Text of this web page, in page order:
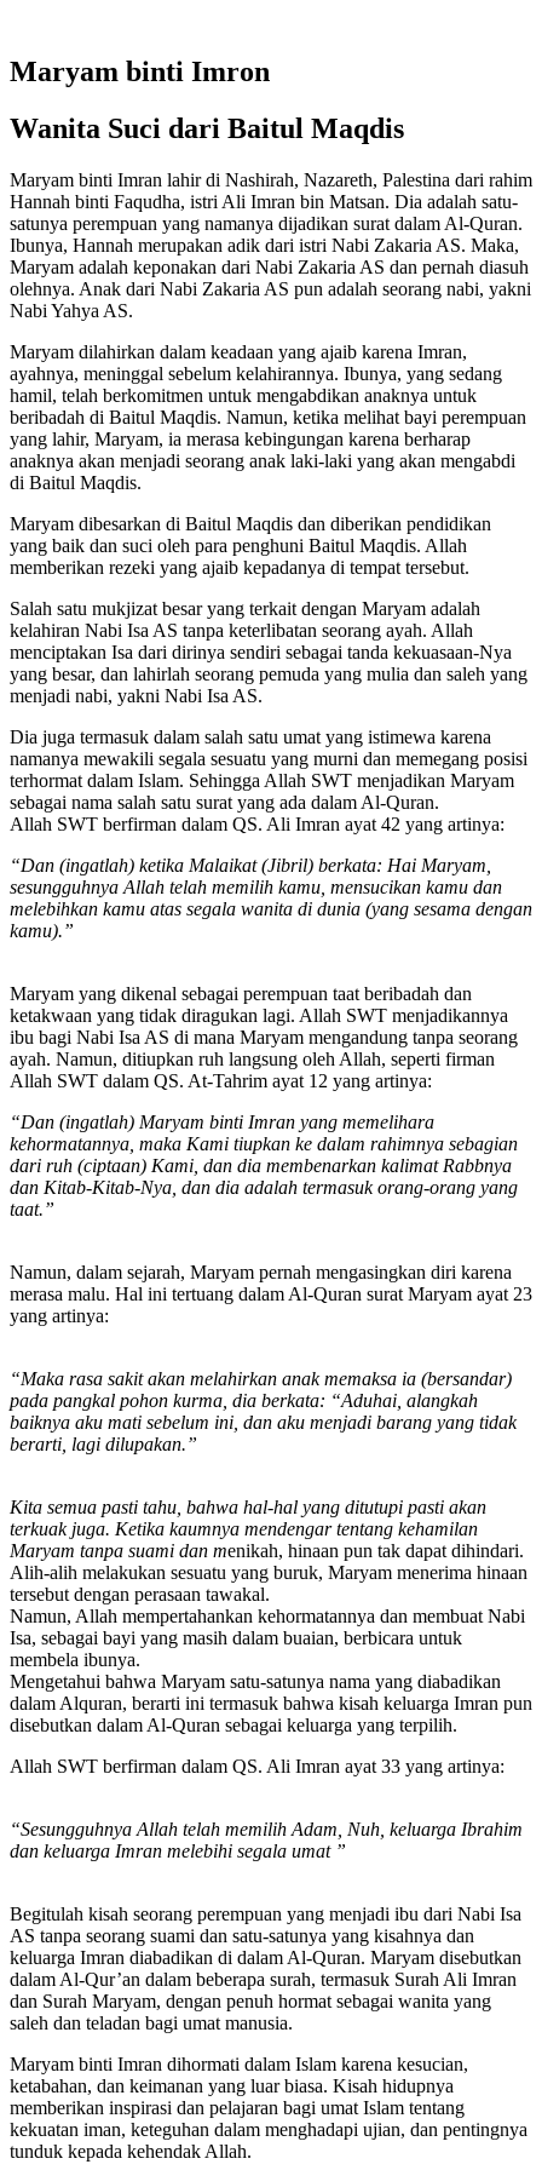
Maryam binti Imron
Wanita Suci dari Baitul Maqdis
Maryam binti Imran lahir di Nashirah, Nazareth, Palestina dari rahim
Hannah binti Faqudha, istri Ali Imran bin Matsan. Dia adalah satu-
satunya perempuan yang namanya dijadikan surat dalam Al-Quran.
Ibunya, Hannah merupakan adik dari istri Nabi Zakaria AS. Maka,
Maryam adalah keponakan dari Nabi Zakaria AS dan pernah diasuh
olehnya. Anak dari Nabi Zakaria AS pun adalah seorang nabi, yakni
Nabi Yahya AS.
Maryam dilahirkan dalam keadaan yang ajaib karena Imran,
ayahnya, meninggal sebelum kelahirannya. Ibunya, yang sedang
hamil, telah berkomitmen untuk mengabdikan anaknya untuk
beribadah di Baitul Maqdis. Namun, ketika melihat bayi perempuan
yang lahir, Maryam, ia merasa kebingungan karena berharap
anaknya akan menjadi seorang anak laki-laki yang akan mengabdi
di Baitul Maqdis.
Maryam dibesarkan di Baitul Maqdis dan diberikan pendidikan
yang baik dan suci oleh para penghuni Baitul Maqdis. Allah
memberikan rezeki yang ajaib kepadanya di tempat tersebut.
Salah satu mukjizat besar yang terkait dengan Maryam adalah
kelahiran Nabi Isa AS tanpa keterlibatan seorang ayah. Allah
menciptakan Isa dari dirinya sendiri sebagai tanda kekuasaan-Nya
yang besar, dan lahirlah seorang pemuda yang mulia dan saleh yang
menjadi nabi, yakni Nabi Isa AS.
Dia juga termasuk dalam salah satu umat yang istimewa karena
namanya mewakili segala sesuatu yang murni dan memegang posisi
terhormat dalam Islam. Sehingga Allah SWT menjadikan Maryam
sebagai nama salah satu surat yang ada dalam Al-Quran.
Allah SWT berfirman dalam QS. Ali Imran ayat 42 yang artinya:
“Dan (ingatlah) ketika Malaikat (Jibril) berkata: Hai Maryam,
sesungguhnya Allah telah memilih kamu, mensucikan kamu dan
melebihkan kamu atas segala wanita di dunia (yang sesama dengan
kamu).”
Maryam yang dikenal sebagai perempuan taat beribadah dan
ketakwaan yang tidak diragukan lagi. Allah SWT menjadikannya
ibu bagi Nabi Isa AS di mana Maryam mengandung tanpa seorang
ayah. Namun, ditiupkan ruh langsung oleh Allah, seperti firman
Allah SWT dalam QS. At-Tahrim ayat 12 yang artinya:
“Dan (ingatlah) Maryam binti Imran yang memelihara
kehormatannya, maka Kami tiupkan ke dalam rahimnya sebagian
dari ruh (ciptaan) Kami, dan dia membenarkan kalimat Rabbnya
dan Kitab-Kitab-Nya, dan dia adalah termasuk orang-orang yang
taat.”
Namun, dalam sejarah, Maryam pernah mengasingkan diri karena
merasa malu. Hal ini tertuang dalam Al-Quran surat Maryam ayat 23
yang artinya:
“Maka rasa sakit akan melahirkan anak memaksa ia (bersandar)
pada pangkal pohon kurma, dia berkata: “Aduhai, alangkah
baiknya aku mati sebelum ini, dan aku menjadi barang yang tidak
berarti, lagi dilupakan.”
Kita semua pasti tahu, bahwa hal-hal yang ditutupi pasti akan
terkuak juga. Ketika kaumnya mendengar tentang kehamilan
Maryam tanpa suami dan menikah, hinaan pun tak dapat dihindari.
Alih-alih melakukan sesuatu yang buruk, Maryam menerima hinaan
tersebut dengan perasaan tawakal.
Namun, Allah mempertahankan kehormatannya dan membuat Nabi
Isa, sebagai bayi yang masih dalam buaian, berbicara untuk
membela ibunya.
Mengetahui bahwa Maryam satu-satunya nama yang diabadikan
dalam Alquran, berarti ini termasuk bahwa kisah keluarga Imran pun
disebutkan dalam Al-Quran sebagai keluarga yang terpilih.
Allah SWT berfirman dalam QS. Ali Imran ayat 33 yang artinya:
“Sesungguhnya Allah telah memilih Adam, Nuh, keluarga Ibrahim
dan keluarga Imran melebihi segala umat ”
Begitulah kisah seorang perempuan yang menjadi ibu dari Nabi Isa
AS tanpa seorang suami dan satu-satunya yang kisahnya dan
keluarga Imran diabadikan di dalam Al-Quran. Maryam disebutkan
dalam Al-Qur’an dalam beberapa surah, termasuk Surah Ali Imran
dan Surah Maryam, dengan penuh hormat sebagai wanita yang
saleh dan teladan bagi umat manusia.
Maryam binti Imran dihormati dalam Islam karena kesucian,
ketabahan, dan keimanan yang luar biasa. Kisah hidupnya
memberikan inspirasi dan pelajaran bagi umat Islam tentang
kekuatan iman, keteguhan dalam menghadapi ujian, dan pentingnya
tunduk kepada kehendak Allah.